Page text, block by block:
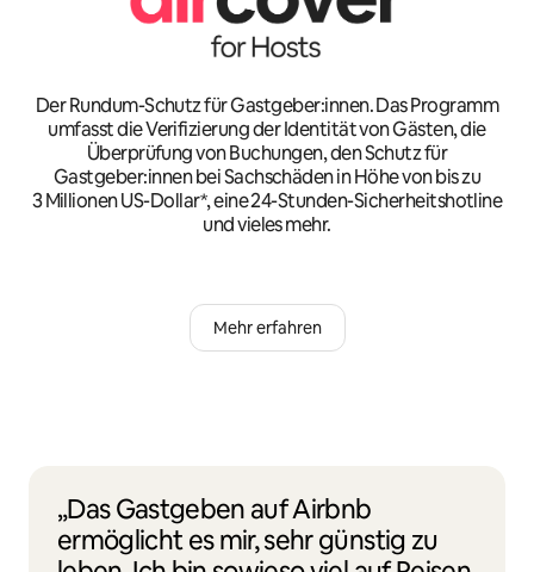
Der Rundum-Schutz für Gastgeber:innen. Das Programm
umfasst die Verifizierung der Identität von Gästen, die
Überprüfung von Buchungen, den Schutz für
Gastgeber:innen bei Sachschäden in Höhe von bis zu
3 Millionen US-Dollar*, eine 24-Stunden-Sicherheitshotline
und vieles mehr.
Mehr erfahren
„Das Gastgeben auf Airbnb
ermöglicht es mir, sehr günstig zu